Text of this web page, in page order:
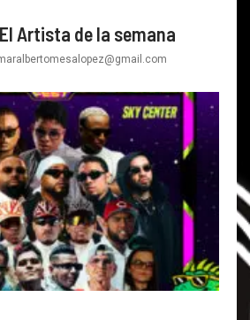
El Artista de la semana